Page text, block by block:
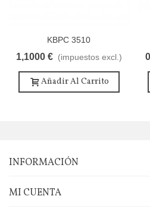
KBPC 3510
1,1000 € (impuestos excl.)
Añadir Al Carrito
INFORMACIÓN
MI CUENTA